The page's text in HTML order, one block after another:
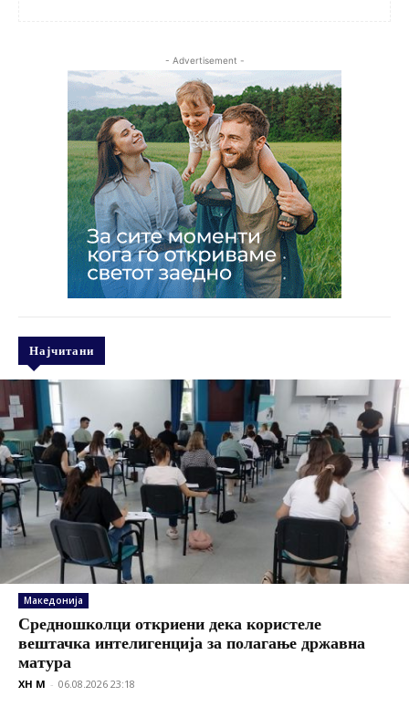
- Advertisement -
Најчитани
Македонија
Средношколци откриени дека користеле
вештачка интелигенција за полагање државна
матура
XH M - 06.08.2026 23:18